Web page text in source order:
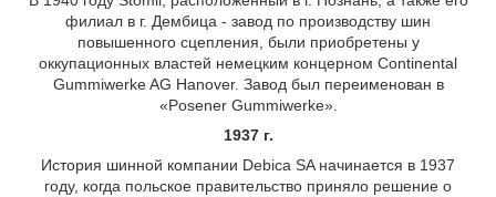
филиал в г. Дембица - завод по производству шин
повышенного сцепления, были приобретены у
оккупационных властей немецким концерном Continental
Gummiwerke AG Hanover. Завод был переименован в
«Posener Gummiwerke».
1937 г.
История шинной компании Debica SA начинается в 1937
году, когда польское правительство приняло решение о